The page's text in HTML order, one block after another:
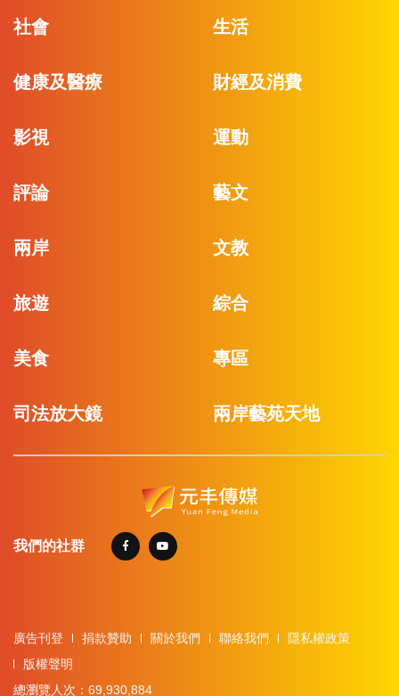
社會 生活
健康及醫療 財經及消費
影視 運動
評論 藝文
兩岸 文教
旅遊 綜合
美食 專區
司法放大鏡 兩岸藝苑天地
我們的社群
廣告刊登 捐款贊助 關於我們 聯絡我們
隱私權政策
版權聲明
總瀏覽人次：69,930,884